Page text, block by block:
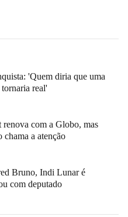
'Quem diria que uma
tornaria real'
renova com a Globo, mas
chama a atenção
Bruno, Indi Lunar é
com deputado